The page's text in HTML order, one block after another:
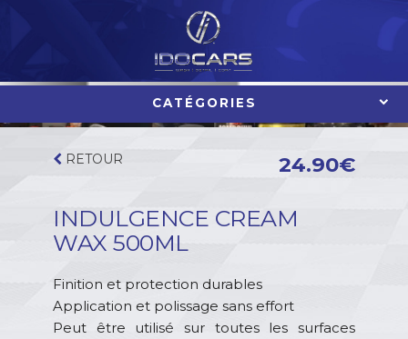
CATÉGORIES
RETOUR
INDULGENCE CREAM
WAX 500ML
24.90€
Finition et protection durables
Application et polissage sans effort
Peut être utilisé sur toutes les surfaces